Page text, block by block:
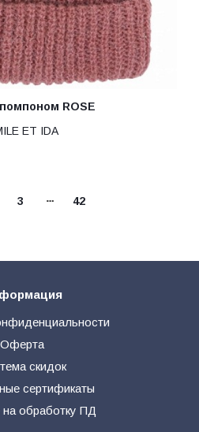
ROSE
ET IDA
3 42
Оферта
скидок
сертификаты
на обработку ПД